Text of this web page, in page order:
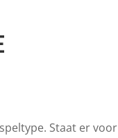
Staat er voor